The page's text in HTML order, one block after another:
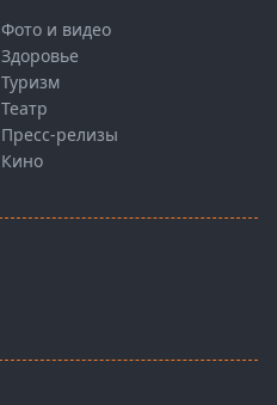
Фото и видео
Здоровье
Туризм
Театр
Пресс-релизы
Кино